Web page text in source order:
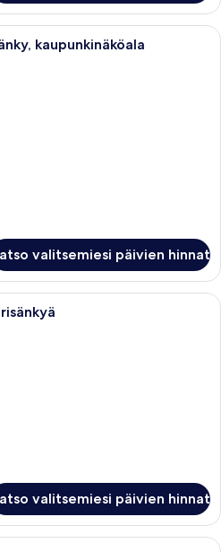
Hotellihuone, jossa on sänky,
kaupunkinäköala
valitsemiesi päivien hinnat
Moderni keittiö, jossa on
valitsemiesi päivien hinnat
Kompakti hotellihuone, jossa on